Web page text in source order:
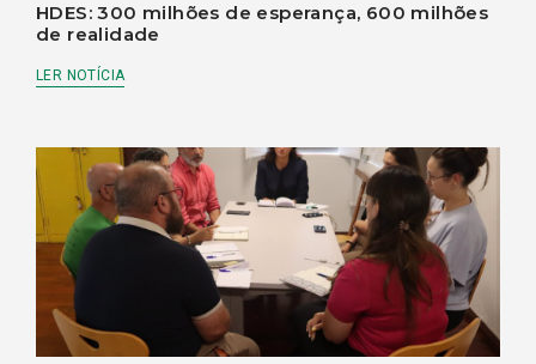
HDES: 300 milhões de esperança, 600 milhões
de realidade
LER NOTÍCIA